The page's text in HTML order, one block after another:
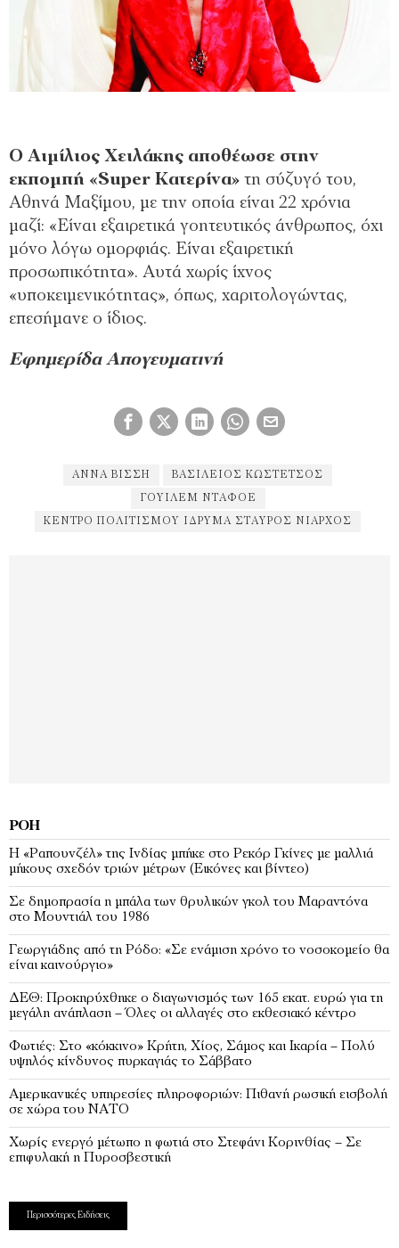
O Aιμίλιος Χειλάκης αποθέωσε στην
εκπομπή «Super Κατερίνα» τη σύζυγό του,
Αθηνά Μαξίμου, με την οποία είναι 22 χρόνια
μαζί: «Είναι εξαιρετικά γοητευτικός άνθρωπος, όχι
μόνο λόγω ομορφιάς. Είναι εξαιρετική
προσωπικότητα». Αυτά χωρίς ίχνος
«υποκειμενικότητας», όπως, χαριτολογώντας,
επεσήμανε ο ίδιος.
Εφημερίδα Απογευματινή
ΆΝΝΑ ΒΊΣΣΗ ΒΑΣΊΛΕΙΟΣ ΚΩΣΤΈΤΣΟΣ
ΓΟΥΊΛΕΜ ΝΤΑΦΌΕ
ΚΈΝΤΡΟ ΠΟΛΙΤΙΣΜΟΎ ΊΔΡΥΜΑ ΣΤΑΎΡΟΣ ΝΙΆΡΧΟΣ
ΡΟΉ
Η «Ραπουνζέλ» της Ινδίας μπήκε στο Ρεκόρ Γκίνες με μαλλιά
μήκους σχεδόν τριών μέτρων (Εικόνες και βίντεο)
Σε δημοπρασία η μπάλα των θρυλικών γκολ του Μαραντόνα
στο Μουντιάλ του 1986
Γεωργιάδης από τη Ρόδο: «Σε ενάμιση χρόνο το νοσοκομείο θα
είναι καινούργιο»
ΔΕΘ: Προκηρύχθηκε ο διαγωνισμός των 165 εκατ. ευρώ για τη
μεγάλη ανάπλαση – Όλες οι αλλαγές στο εκθεσιακό κέντρο
Φωτιές: Στο «κόκκινο» Κρήτη, Χίος, Σάμος και Ικαρία – Πολύ
υψηλός κίνδυνος πυρκαγιάς το Σάββατο
Αμερικανικές υπηρεσίες πληροφοριών: Πιθανή ρωσική εισβολή
σε χώρα του ΝΑΤΟ
Χωρίς ενεργό μέτωπο η φωτιά στο Στεφάνι Κορινθίας – Σε
επιφυλακή η Πυροσβεστική
Περισσότερες Ειδήσεις